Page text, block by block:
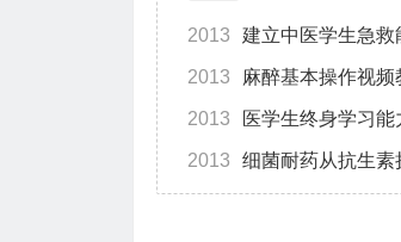
2013 建立中医学生急
2013 麻醉基本操作视
2013 医学生终身学习能
2013 细菌耐药从抗生素